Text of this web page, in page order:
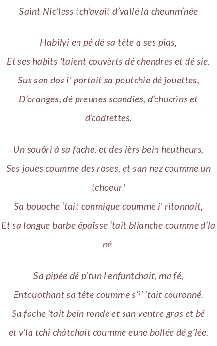
Saint Nic’less tch’avait d’vallé la cheunm’née
Habilyi en pé dé sa tête à ses pids,
Et ses habits ‘taient couvèrts dé chendres et dé sie.
Sus san dos i’ portait sa poutchie dé jouettes,
D’oranges, dé preunes scandies, d’chucrîns et
d’codrettes.
Un souôri à sa fache, et des ièrs bein heutheurs,
Ses joues coumme des roses, et san nez coumme un
tchoeur!
Sa bouoche ‘tait conmique coumme i’ ritonnait,
Et sa longue barbe êpaîsse ‘tait blianche coumme d’la
né.
Sa pipée dé p’tun l’enfuntchait, ma fé,
Entouothant sa tête coumme s’i’ ‘tait couronné.
Sa fache ‘tait bein ronde et san ventre gras et bé
et v’là tchi châtchait coumme eune bollée dé g’lée.